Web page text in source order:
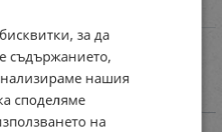
за да
съдържанието,
нашия
споделяме
на